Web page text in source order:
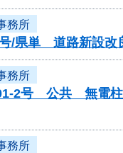
務所
号/県単 道路新設
務所
01-2号 公共 無電
務所